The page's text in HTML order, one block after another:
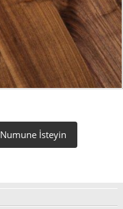
Numune İsteyin